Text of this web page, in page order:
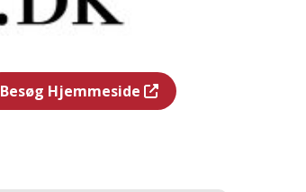
Besøg Hjemmeside